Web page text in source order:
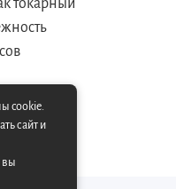
токарный
cookie.
сайт и
вы